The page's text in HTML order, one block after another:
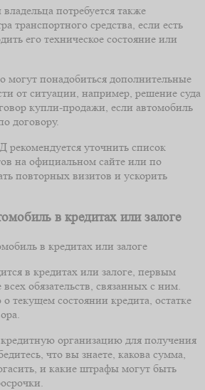
потребуется также
транспортного средства, если есть
его техническое состояние или
могут понадобиться дополнительные
от ситуации, например, решение суда
купли-продажи, если автомобиль
договору.
уточнить список
на официальном сайте или по
повторных визитов и ускорить
в кредитах или залоге
в кредитах или залоге, первым
обязательств, связанных с ним.
текущем состоянии кредита, остатке
организацию для получения
что вы знаете, какова сумма,
и какие штрафы могут быть